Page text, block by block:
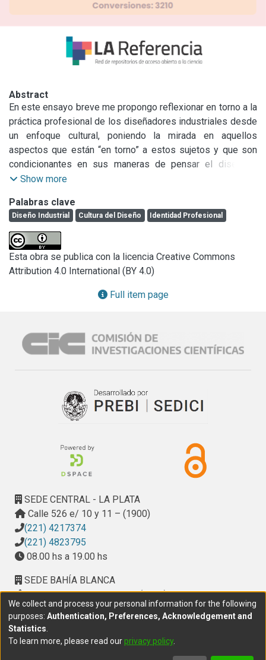
Abstract
En este ensayo breve me propongo reflexionar en torno a la
práctica profesional de los diseñadores industriales desde
un enfoque cultural, poniendo la mirada en aquellos
aspectos que están “en torno” a estos sujetos y que son
condicionantes en sus maneras de pensar el diseño y
pensar (se) como profesionales dentro de una comunidad
invitación a revisar algunos aspectos constitutivos del
Diseño,  para poner en crísis la visión y los discursos que
desarrollamos los diseñadores sobre nuestra propia
profesión.
Show more
Palabras clave
Diseño Industrial Cultura del Diseño Identidad Profesional
Esta obra se publica con la licencia Creative Commons
Attribution 4.0 International (BY 4.0)
Full item page
SEDE CENTRAL - LA PLATA
Calle 526 e/ 10 y 11 – (1900)
(221) 4217374
(221) 4823795
08.00 hs a 19.00 hs
SEDE BAHÍA BLANCA
Calle Ciudad de Cali 320 – (8000). Universidad
Provincial del Sudoeste (UPSO)
(291) 459 2550, interno 147
10.00 h a 14.00 h
We collect and process your personal information for the following
purposes: Authentication, Preferences, Acknowledgement and
Statistics
To learn more, please read ourprivacy policy.